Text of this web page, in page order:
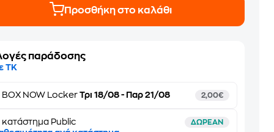
Προσθήκη στο καλάθι
παράδοσης
ΤΚ
BOX NOW Locker Τρι 18/08 - Παρ 21/08 2,00€
κατάστημα Public ΔΩΡΕΑΝ